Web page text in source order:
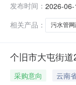
购项目名
包括
发布时间： 2026-
相关产品：
污水管
个旧市大屯街
采购意向 云南